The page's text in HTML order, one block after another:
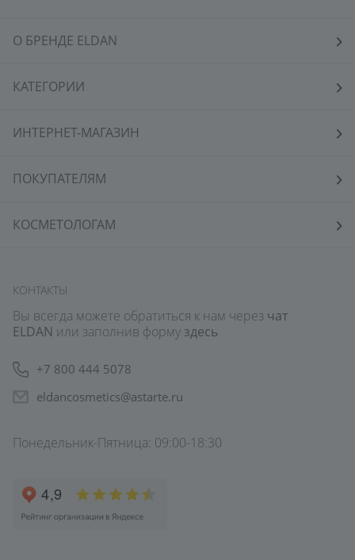
О БРЕНДЕ ELDAN
КАТЕГОРИИ
ИНТЕРНЕТ-МАГАЗИН
ПОКУПАТЕЛЯМ
КОСМЕТОЛОГАМ
КОНТАКТЫ
Вы всегда можете обратиться к нам через чат
ELDAN или заполнив форму здесь
+7 800 444 5078
eldancosmetics@astarte.ru
Понедельник-Пятница: 09:00-18:30